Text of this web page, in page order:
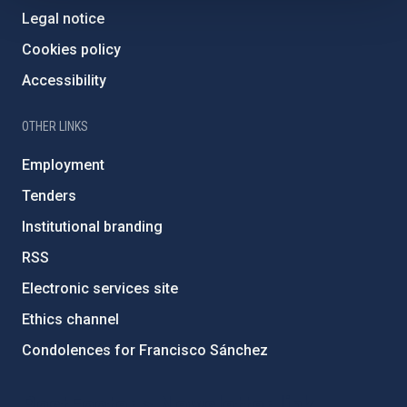
Legal notice
Cookies policy
Accessibility
OTHER LINKS
Employment
Tenders
Institutional branding
RSS
Electronic services site
Ethics channel
Condolences for Francisco Sánchez